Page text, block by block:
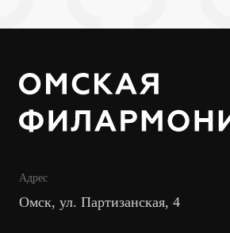
Адрес
Омск, ул. Партизанская, 4